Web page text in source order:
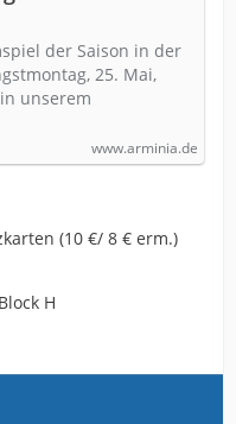
der Saison in der
25. Mai,
unserem
www.arminia.de
(10 €/ 8 € erm.)
H